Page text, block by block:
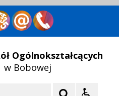
Ogólnokształcących
w Bobowej